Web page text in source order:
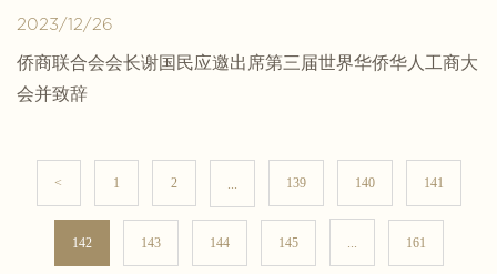
2023/12/26
侨商联合会会长谢国民应邀出席第三届世界华侨华人工商大
会并致辞
< 1 2 ... 139 140 141
142 143 144 145 ... 161